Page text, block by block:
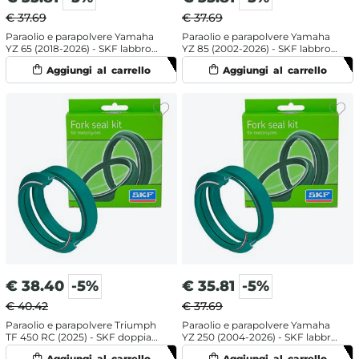
€ 37.69
Paraolio e parapolvere Yamaha
YZ 65 (2018-2026) - SKF labbro
singolo
€ 37.69
Paraolio e parapolvere Yamaha
YZ 85 (2002-2026) - SKF labbro
singolo
€ 38.40 -5%
€ 40.42
Paraolio e parapolvere Triumph
TF 450 RC (2025) - SKF doppia
mescola
€ 35.81 -5%
€ 37.69
Paraolio e parapolvere Yamaha
YZ 250 (2004-2026) - SKF labbro
doppio